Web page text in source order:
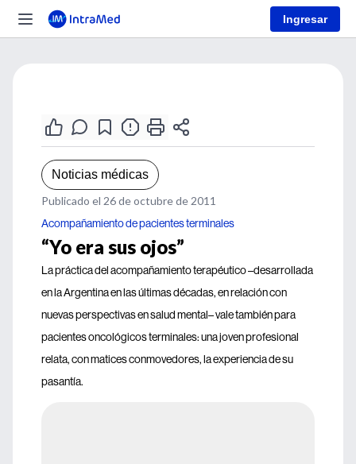
Ingresar
Noticias médicas
Publicado el 26 de octubre de 2011
Acompañamiento de pacientes terminales
“Yo era sus ojos”
La práctica del acompañamiento terapéutico –desarrollada
en la Argentina en las últimas décadas, en relación con
nuevas perspectivas en salud mental– vale también para
pacientes oncológicos terminales: una joven profesional
relata, con matices conmovedores, la experiencia de su
pasantía.